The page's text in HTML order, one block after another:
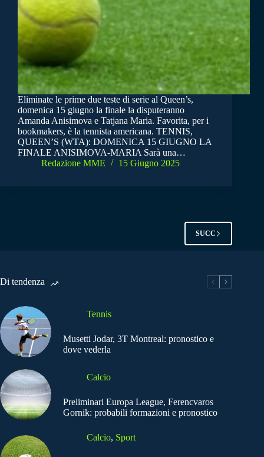
Eliminate le prime due teste di serie al Queen’s,
domenica 15 giugno la finale la disputeranno
Amanda Anisimova e Tatjana Maria. Favorita, per i
bookmakers, è la tennista americana. TENNIS,
QUEEN’S (WTA): DOMENICA 15 GIUGNO LA
FINALE ANISIMOVA-MARIA Sarà una…
Redazione MME
15 Giugno 2025
SUCC
Di tendenza
Tennis
Musetti Jodar, 3T Montreal: pronostico e
dove vederla
Calcio
Preliminari Europa League, Ferencvaros
Gornik: probabili formazioni e pronostico
Calcio, Sport